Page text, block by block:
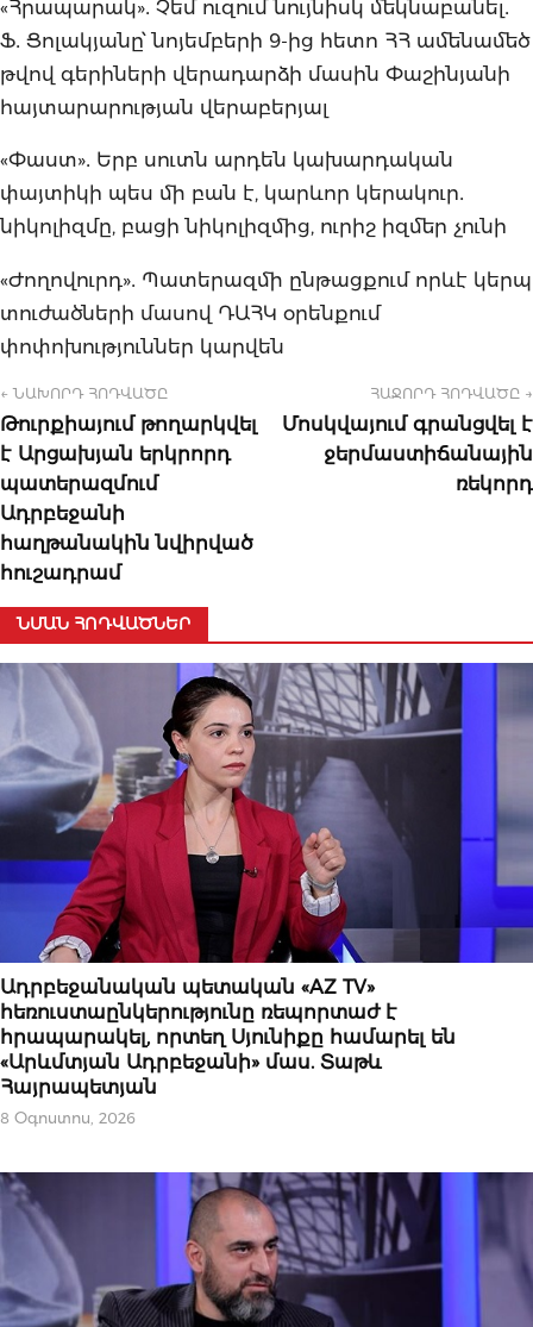
«Հրապարակ»․ Չեմ ուզում նույնիսկ մեկնաբանել․
Ֆ․ Ցոլակյանը՝ նոյեմբերի 9-ից հետո ՀՀ ամենամեծ
թվով գերիների վերադարձի մասին Փաշինյանի
հայտարարության վերաբերյալ
«Փաստ»․ Երբ սուտն արդեն կախարդական
փայտիկի պես մի բան է, կարևոր կերակուր․
նիկոլիզմը, բացի նիկոլիզմից, ուրիշ իզմեր չունի
«Ժողովուրդ»․ Պատերազմի ընթացքում որևէ կերպ
տուժածների մասով ԴԱՀԿ օրենքում
փոփոխություններ կարվեն
← ՆԱԽՈՐԴ ՀՈԴՎԱԾԸ
Թուրքիայում թողարկվել
է Արցախյան երկրորդ
պատերազմում
Ադրբեջանի
հաղթանակին նվիրված
հուշադրամ
ՀԱՋՈՐԴ ՀՈԴՎԱԾԸ →
Մոսկվայում գրանցվել է
ջերմաստիճանային
ռեկորդ
ՆՄԱՆ ՀՈԴՎԱԾՆԵՐ
ՆՈՐՈՒԹՅՈՒՆՆԵՐ
Ադրբեջանական պետական «AZ TV»
հեռուստաընկերությունը ռեպորտաժ է
հրապարակել, որտեղ Սյունիքը համարել են
«Արևմտյան Ադրբեջանի» մաս. Տաթև
Հայրապետյան
8 Օգոստոս, 2026